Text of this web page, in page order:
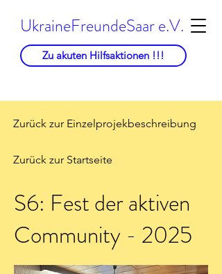
UkraineFreundeSaar e.V.
Zu akuten Hilfsaktionen !!!
Zurück zur Einzelprojekbeschreibung
Zurück zur Startseite
S6: Fest der aktiven
Community - 2025